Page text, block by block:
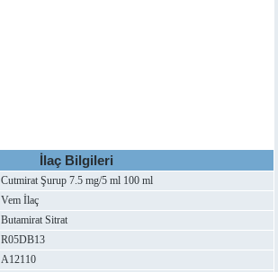
İlaç Bilgileri
Cutmirat Şurup 7.5 mg/5 ml 100 ml
Vem İlaç
Butamirat Sitrat
R05DB13
A12110